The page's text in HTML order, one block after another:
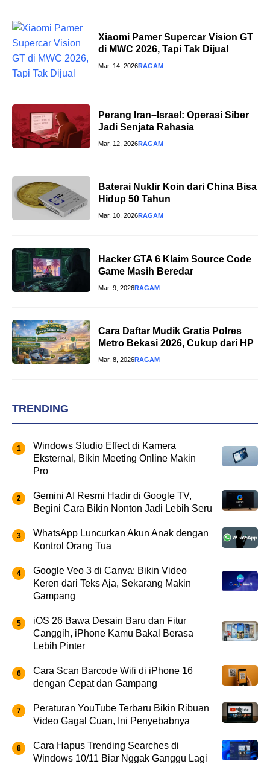
Xiaomi Pamer Supercar Vision GT
di MWC 2026, Tapi Tak Dijual
Mar. 14, 2026RAGAM
Perang Iran–Israel: Operasi Siber
Jadi Senjata Rahasia
Mar. 12, 2026RAGAM
Baterai Nuklir Koin dari China Bisa
Hidup 50 Tahun
Mar. 10, 2026RAGAM
Hacker GTA 6 Klaim Source Code
Game Masih Beredar
Mar. 9, 2026RAGAM
Cara Daftar Mudik Gratis Polres
Metro Bekasi 2026, Cukup dari HP
Mar. 8, 2026RAGAM
TRENDING
Windows Studio Effect di Kamera
Eksternal, Bikin Meeting Online Makin
Pro
Gemini AI Resmi Hadir di Google TV,
Begini Cara Bikin Nonton Jadi Lebih Seru
WhatsApp Luncurkan Akun Anak dengan
Kontrol Orang Tua
Google Veo 3 di Canva: Bikin Video
Keren dari Teks Aja, Sekarang Makin
Gampang
iOS 26 Bawa Desain Baru dan Fitur
Canggih, iPhone Kamu Bakal Berasa
Lebih Pinter
Cara Scan Barcode Wifi di iPhone 16
dengan Cepat dan Gampang
Peraturan YouTube Terbaru Bikin Ribuan
Video Gagal Cuan, Ini Penyebabnya
Cara Hapus Trending Searches di
Windows 10/11 Biar Nggak Ganggu Lagi